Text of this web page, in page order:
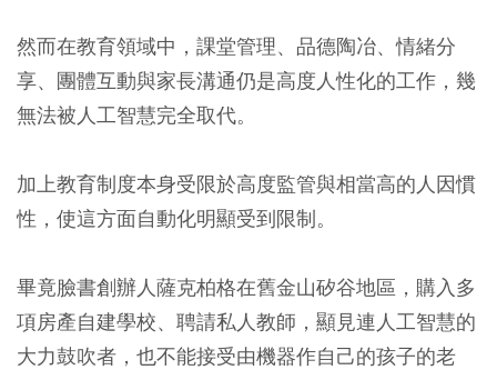
然而在教育領域中，課堂管理、品德陶冶、情緒分
享、團體互動與家長溝通仍是高度人性化的工作，幾
無法被人工智慧完全取代。
加上教育制度本身受限於高度監管與相當高的人因慣
性，使這方面自動化明顯受到限制。
畢竟臉書創辦人薩克柏格在舊金山矽谷地區，購入多
項房產自建學校、聘請私人教師，顯見連人工智慧的
大力鼓吹者，也不能接受由機器作自己的孩子的老